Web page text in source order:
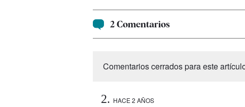
2 Comentarios
Comentarios cerrados para este
HACE 2 AÑOS